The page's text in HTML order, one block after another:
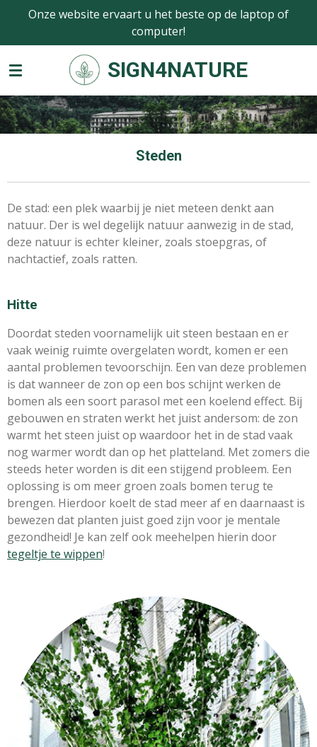
naar
de
hoofdinhoud
SIGN4NATURE
Onze website ervaart u het beste op de laptop of
computer!
Steden
De stad: een plek waarbij je niet meteen denkt aan
natuur. Der is wel degelijk natuur aanwezig in de stad,
deze natuur is echter kleiner, zoals stoepgras, of
nachtactief, zoals ratten.
Hitte
Doordat steden voornamelijk uit steen bestaan en er
vaak weinig ruimte overgelaten wordt, komen er een
aantal problemen tevoorschijn. Een van deze problemen
is dat wanneer de zon op een bos schijnt werken de
bomen als een soort parasol met een koelend effect. Bij
gebouwen en straten werkt het juist andersom: de zon
warmt het steen juist op waardoor het in de stad vaak
nog warmer wordt dan op het platteland. Met zomers die
steeds heter worden is dit een stijgend probleem. Een
oplossing is om meer groen zoals bomen terug te
brengen. Hierdoor koelt de stad meer af en daarnaast is
bewezen dat planten juist goed zijn voor je mentale
gezondheid! Je kan zelf ook meehelpen hierin door
tegeltje te wippen!